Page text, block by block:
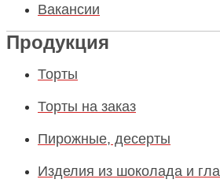
Вакансии
Продукция
Торты
Торты на заказ
Пирожные, десерты
Изделия из шоколада и